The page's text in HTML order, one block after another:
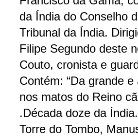
da Índia do Conselho
Tribunal da Índia.
Filipe Segundo deste
Couto, cronista e
Contém: “Da grande
nos matos do Reino
.Década doze da
Torre do Tombo,